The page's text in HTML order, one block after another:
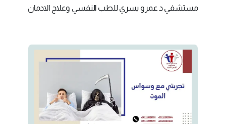
مستشفي د عمرو يسري للطب النفسي وعلاج الادمان